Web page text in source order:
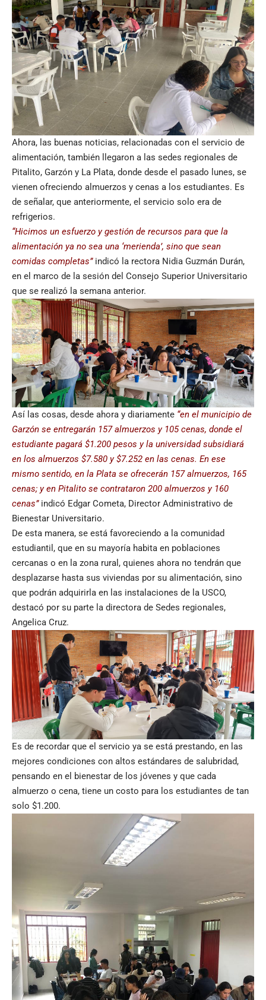
Ahora, las buenas noticias, relacionadas con el servicio de
alimentación, también llegaron a las sedes regionales de
Pitalito, Garzón y La Plata, donde desde el pasado lunes, se
vienen ofreciendo almuerzos y cenas a los estudiantes. Es
de señalar, que anteriormente, el servicio solo era de
refrigerios.
“Hicimos un esfuerzo y gestión de recursos para que la
alimentación ya no sea una ‘merienda’, sino que sean
comidas completas” indicó la rectora Nidia Guzmán Durán,
en el marco de la sesión del Consejo Superior Universitario
que se realizó la semana anterior.
Así las cosas, desde ahora y diariamente “en el municipio de
Garzón se entregarán 157 almuerzos y 105 cenas, donde el
estudiante pagará $1.200 pesos y la universidad subsidiará
en los almuerzos $7.580 y $7.252 en las cenas. En ese
mismo sentido, en la Plata se ofrecerán 157 almuerzos, 165
cenas; y en Pitalito se contrataron 200 almuerzos y 160
cenas”indicó Edgar Cometa, Director Administrativo de
Bienestar Universitario.
De esta manera, se está favoreciendo a la comunidad
estudiantil, que en su mayoría habita en poblaciones
cercanas o en la zona rural, quienes ahora no tendrán que
desplazarse hasta sus viviendas por su alimentación, sino
que podrán adquirirla en las instalaciones de la USCO,
destacó por su parte la directora de Sedes regionales,
Angelica Cruz.
Es de recordar que el servicio ya se está prestando, en las
mejores condiciones con altos estándares de salubridad,
pensando en el bienestar de los jóvenes y que cada
almuerzo o cena, tiene un costo para los estudiantes de tan
solo $1.200.